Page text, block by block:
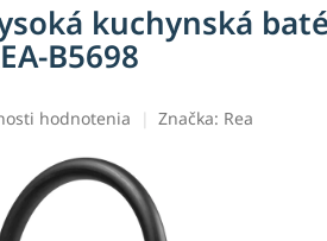
kuchynská
B5698
hodnotenia Značka: Rea